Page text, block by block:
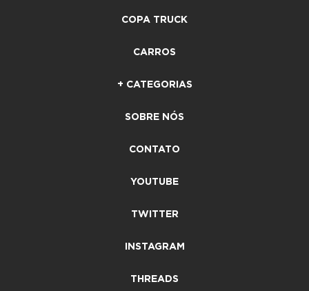
COPA TRUCK
CARROS
+ CATEGORIAS
SOBRE NÓS
CONTATO
YOUTUBE
TWITTER
INSTAGRAM
THREADS